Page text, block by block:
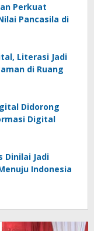
Perkuat
Pancasila di
Literasi Jadi
di Ruang
Didorong
Digital
Dinilai Jadi
Indonesia